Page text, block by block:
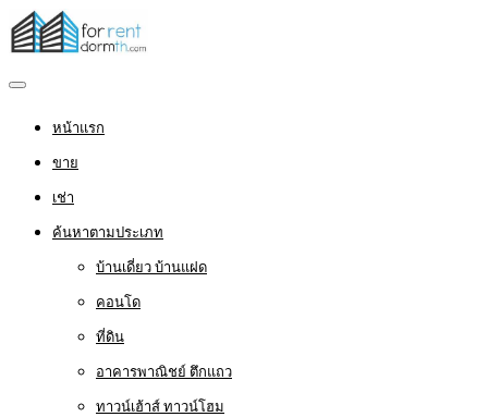
หน้าแรก
ขาย
เช่า
ค้นหาตามประเภท
บ้านเดี่ยว บ้านแฝด
คอนโด
ที่ดิน
อาคารพาณิชย์ ตึกแถว
ทาวน์เฮ้าส์ ทาวน์โฮม